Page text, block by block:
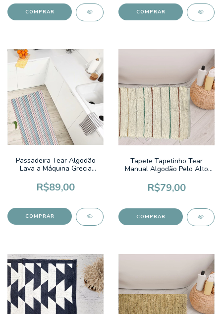
Passadeira Tear Algodão
Lava a Máquina Grecia
R$89,00
Tapete Tapetinho Tear
Manual Algodão Pelo Alto
Colorido Tons Terrosos
R$79,00